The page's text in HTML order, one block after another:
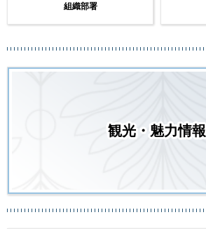
組織部署
観光・魅力情報